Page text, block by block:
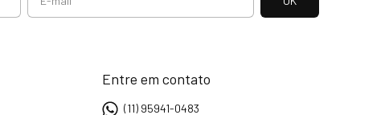
Entre em contato
(11) 95941-0483